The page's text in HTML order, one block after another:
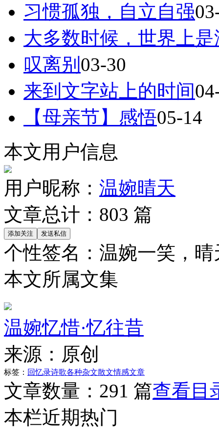
习惯孤独，自立自强
大多数时候，世界上
叹离别 03-30
来到文字站上的时间
【母亲节】感悟05-14
本文用户信息
用户昵称： 温婉晴天
文章总计： 803 篇
个性签名： 温婉一笑，
本文所属文集
温婉忆惜·忆往昔
来源： 原创
标签： 回忆录诗歌各种杂文散文情感文章
文章数量： 291 篇查看目
本栏近期热门